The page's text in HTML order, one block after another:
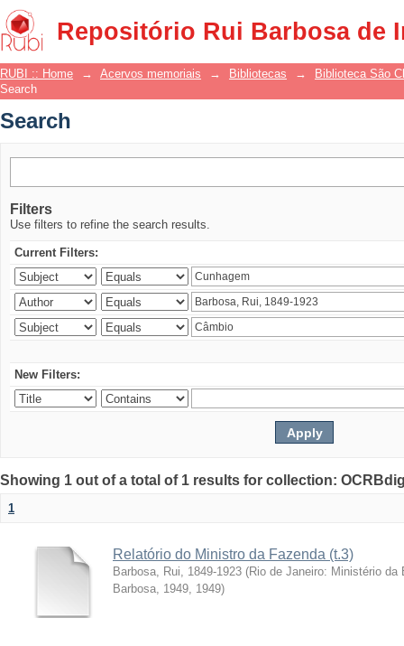
Repositório Rui Barbosa de
Search
RUBI :: Home → Acervos memoriais → Bibliotecas →
Biblioteca São
Search
Search
Filters
Use filters to refine the search results.
Current Filters:
New Filters:
Showing 1 out of a total of 1 results for collection:
1
Relatório do Ministro da Fazenda (t.3)
Barbosa, Rui, 1849-1923 (Rio de Janeiro: Ministério
Barbosa, 1949, 1949)